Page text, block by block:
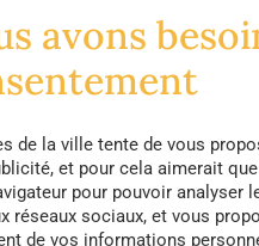
Taxi de
à trois passagers) sont
avons
de la ville tente de vous
et pour cela aimerait
pour pouvoir analyser
réseaux sociaux, et vous
de vos informations